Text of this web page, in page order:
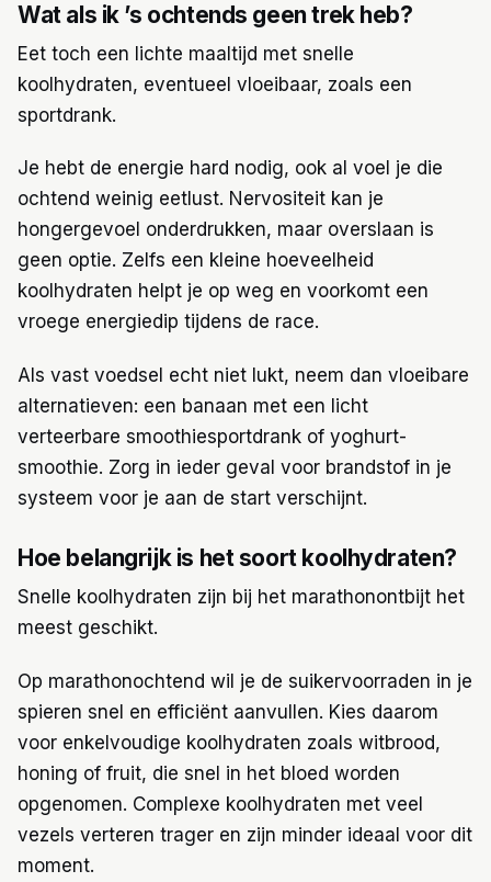
Wat als ik ’s ochtends geen trek heb?
Eet toch een lichte maaltijd met snelle
koolhydraten, eventueel vloeibaar, zoals een
sportdrank.
Je hebt de energie hard nodig, ook al voel je die
ochtend weinig eetlust. Nervositeit kan je
hongergevoel onderdrukken, maar overslaan is
geen optie. Zelfs een kleine hoeveelheid
koolhydraten helpt je op weg en voorkomt een
vroege energiedip tijdens de race.
Als vast voedsel echt niet lukt, neem dan vloeibare
alternatieven: een banaan met een licht
verteerbare smoothiesportdrank of yoghurt-
smoothie. Zorg in ieder geval voor brandstof in je
systeem voor je aan de start verschijnt.
Hoe belangrijk is het soort koolhydraten?
Snelle koolhydraten zijn bij het marathonontbijt het
meest geschikt.
Op marathonochtend wil je de suikervoorraden in je
spieren snel en efficiënt aanvullen. Kies daarom
voor enkelvoudige koolhydraten zoals witbrood,
honing of fruit, die snel in het bloed worden
opgenomen. Complexe koolhydraten met veel
vezels verteren trager en zijn minder ideaal voor dit
moment.